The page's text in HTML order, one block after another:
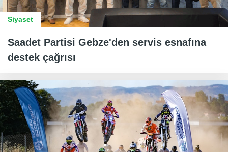
Siyaset
Saadet Partisi Gebze'den servis esnafına
destek çağrısı